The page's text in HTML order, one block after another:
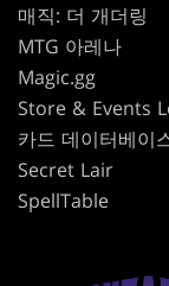
매직: 더 개더링
MTG 아레나
Magic.gg
Store & Events
카드 데이터베이
Secret Lair
SpellTable